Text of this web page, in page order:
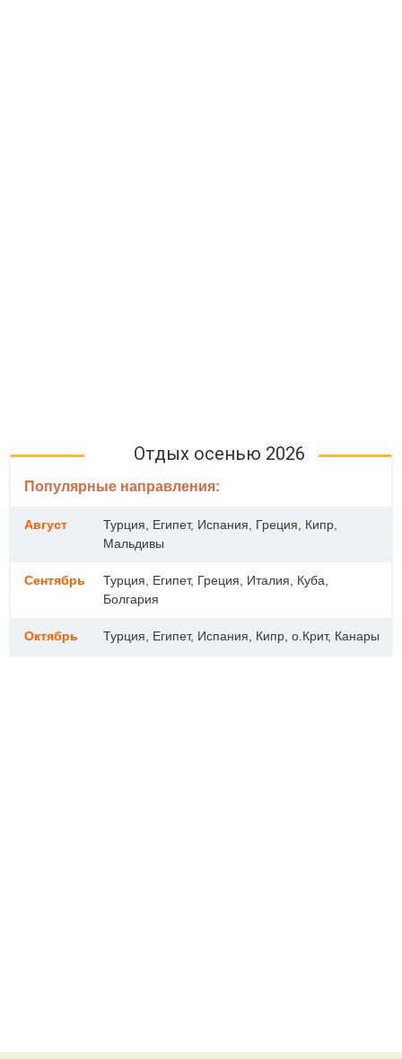
Отдых осенью 2026
Популярные направления:
Август
Турция, Египет, Испания, Греция, Кипр,
Мальдивы
Сентябрь
Турция, Египет, Греция, Италия, Куба,
Болгария
Октябрь Турция, Египет, Испания, Кипр, о.Крит, Канары